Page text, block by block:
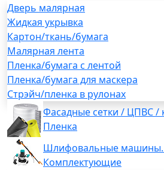
Дверь малярная
Жидкая укрывка
Картон/ткань/бумага
Малярная лента
Пленка/бумага с лентой
Пленка/бумага для маскера
Стрэйч/пленка в рулонах
Фасадные сетки / ЦПВС /
Пленка
Шлифовальные
Комплектующие